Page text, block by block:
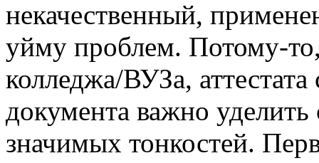
некачественный,
уйму проблем. Потому-
колледжа/ВУЗа,
документа важно
значимых тонкостей.